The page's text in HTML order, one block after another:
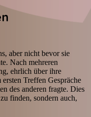
aber nicht bevor sie
Nach mehreren
ehrlich über ihre
Treffen Gespräche
des anderen fragte. Dies
finden, sondern auch,